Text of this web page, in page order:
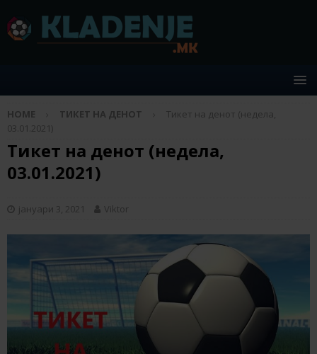
HOME ТИКЕТ НА ДЕНОТ
Тикет на денот (недела,
03.01.2021)
Тикет на денот (недела,
03.01.2021)
јануари 3, 2021 Viktor